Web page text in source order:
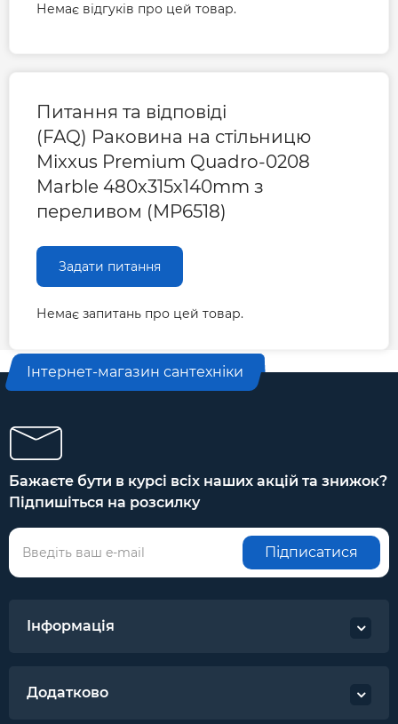
Немає відгуків про цей товар.
Питання та відповіді
(FAQ) Раковина на стільницю
Mixxus Premium Quadro-0208
Marble 480х315х140mm з
переливом (MP6518)
Задати питання
Немає запитань про цей товар.
Інтернет-магазин сантехніки
Бажаєте бути в курсі всіх наших акцій та знижок?
Підпишіться на розсилку
Підписатися
Інформація
Додатково